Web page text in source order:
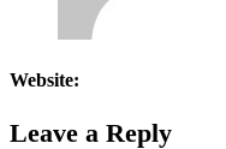
Website:
Leave a Reply